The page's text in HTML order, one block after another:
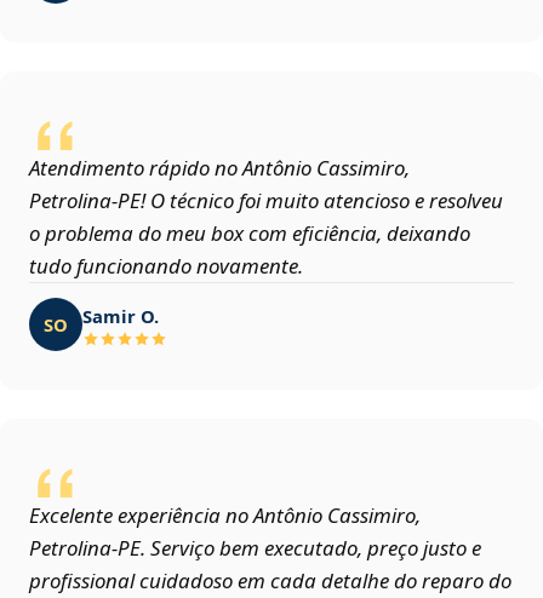
Atendimento rápido no Antônio Cassimiro,
Petrolina‑PE! O técnico foi muito atencioso e resolveu
o problema do meu box com eficiência, deixando
tudo funcionando novamente.
SO Samir O.
Excelente experiência no Antônio Cassimiro,
Petrolina‑PE. Serviço bem executado, preço justo e
profissional cuidadoso em cada detalhe do reparo do